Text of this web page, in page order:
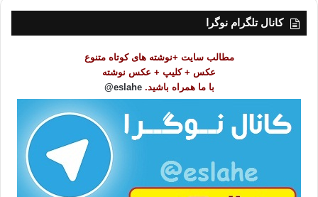
کانال تلگرام نوگرا
مطالب سایت +نوشته های کوتاه متنوع
عکس + کلیپ + عکس نوشته
با ما همراه باشید. eslahe@